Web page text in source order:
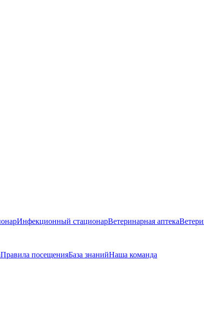
Инфекционный стационарВетеринарная аптека
Правила посещенияБаза знанийНаша команда